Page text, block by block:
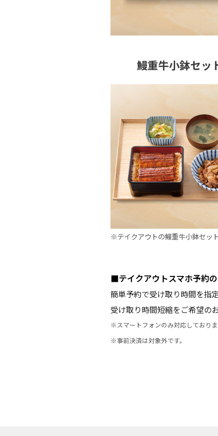
鰻重牛小鉢セッ
※テイクアウトの鰻重牛小鉢セッ
■テイクアウトスマホ予約
簡単予約で受け取り時間を指
受け取り時間短縮をご希望の
※スマートフォンのみ対応しており
※事前決済は対象外です。